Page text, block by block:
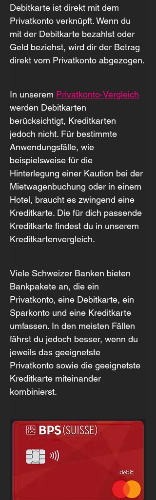
Debitkarte ist direkt mit dem
Privatkonto verknüpft. Wenn du
mit der Debitkarte bezahlst oder
Geld beziehst, wird dir der Betrag
direkt vom Privatkonto abgezogen.
In unserem Privatkonto-Vergleich
werden Debitkarten
berücksichtigt, Kreditkarten
jedoch nicht. Für bestimmte
Anwendungsfälle, wie
beispielsweise für die
Hinterlegung einer Kaution bei der
Mietwagenbuchung oder in einem
Hotel, braucht es zwingend eine
Kreditkarte. Die für dich passende
Kreditkarte findest du in unserem
Kreditkartenvergleich.
Viele Schweizer Banken bieten
Bankpakete an, die ein
Privatkonto, eine Debitkarte, ein
Sparkonto und eine Kreditkarte
umfassen. In den meisten Fällen
fährst du jedoch besser, wenn du
jeweils das geeignetste
Privatkonto sowie die geeignetste
Kreditkarte miteinander
kombinierst.